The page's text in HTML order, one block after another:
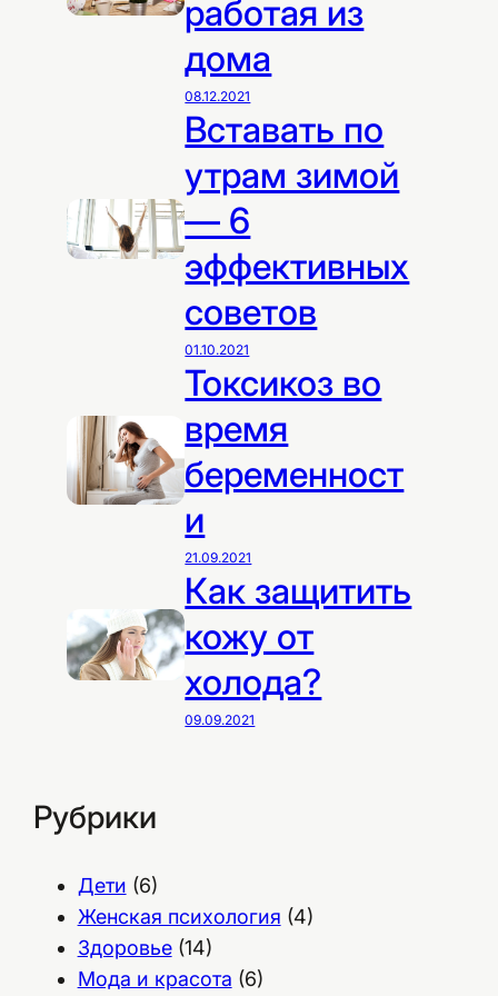
работая из
дома
08.12.2021
Вставать по
утрам зимой
— 6
эффективных
советов
01.10.2021
Токсикоз во
время
беременност
и
21.09.2021
Как защитить
кожу от
холода?
09.09.2021
Рубрики
Дети (6)
Женская психология (4)
Здоровье(14)
Мода и красота (6)